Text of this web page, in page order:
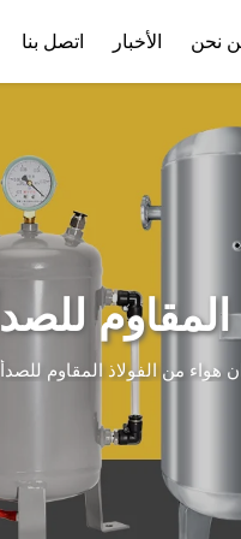
نحن الأخبار اتصل بنا
للصدأ
هواء من الفولاذ المقاوم للصدأ